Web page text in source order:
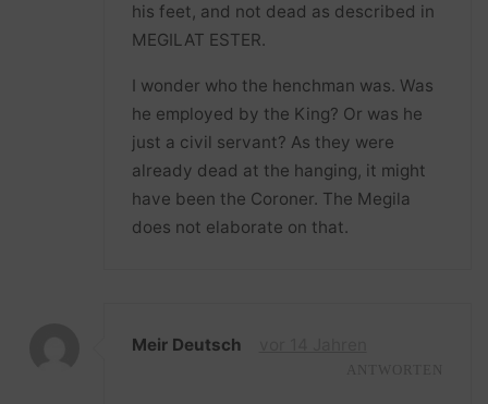
his feet, and not dead as described in
MEGILAT ESTER.
I wonder who the henchman was. Was
he employed by the King? Or was he
just a civil servant? As they were
already dead at the hanging, it might
have been the Coroner. The Megila
does not elaborate on that.
Meir Deutsch